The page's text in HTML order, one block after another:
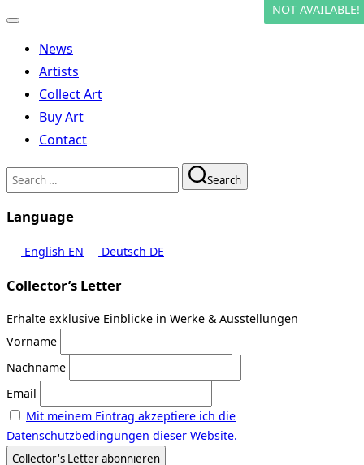
Toggle
navigationNews
Artists
Collect Art
Buy Art
Contact
Search
for:
Search
Language
English EN Deutsch DE
Collector’s Letter
Erhalte exklusive Einblicke in Werke & Ausstellungen
Vorname
Nachname
Email
Mit meinem Eintrag akzeptiere ich die
Datenschutzbedingungen dieser Website.
NOT AVAILABLE!